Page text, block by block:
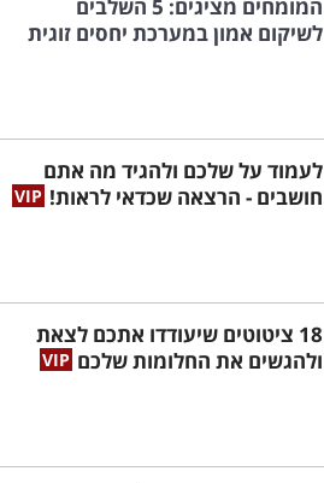
המומחים מציגים: 5 השלבים
לשיקום אמון במערכת יחסים זוגית
לעמוד על שלכם ולהגיד מה אתם
חושבים - הרצאה שכדאי לראות!
18 ציטוטים שיעודדו אתכם לצאת
ולהגשים את החלומות שלכם